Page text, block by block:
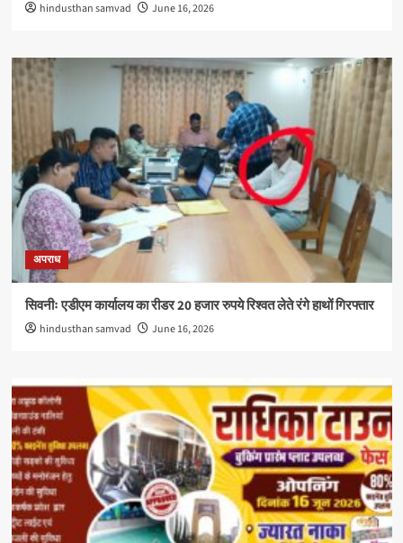
hindusthan samvad June 16, 2026
अपराध
सिवनीः एडीएम कार्यालय का रीडर 20 हजार रुपये रिश्वत लेते रंगे हाथों गिरफ्तार
hindusthan samvad June 16, 2026